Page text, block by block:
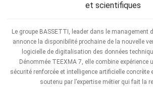
et scientifiques
Le groupe BASSETTI, leader dans le management
annonce la disponibilité prochaine de la nouvelle
logicielle de digitalisation des données
Dénommée TEEXMA 7, elle combine expérience
sécurité renforcée et intelligence artificielle concrète
soutenu par l’expertise métier qui fait la